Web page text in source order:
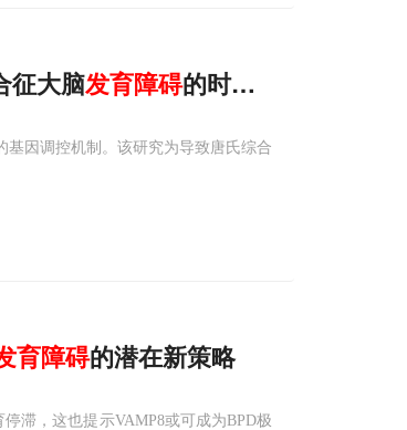
征大脑发育障碍的时序性分子与细
基因调控机制。该研究为导致唐氏综合
育障碍的潜在新策略
滞，这也提示VAMP8或可成为BPD极